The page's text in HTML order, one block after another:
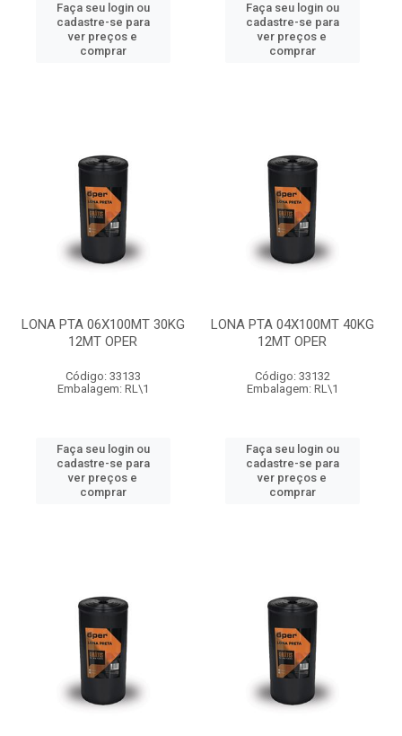
Faça seu login ou
cadastre-se para
ver preços e
comprar
Faça seu login ou
cadastre-se para
ver preços e
comprar
LONA PTA 06X100MT 30KG
12MT OPER
Código: 33133
Embalagem: RL\1
Faça seu login ou
cadastre-se para
ver preços e
comprar
LONA PTA 04X100MT 40KG
12MT OPER
Código: 33132
Embalagem: RL\1
Faça seu login ou
cadastre-se para
ver preços e
comprar